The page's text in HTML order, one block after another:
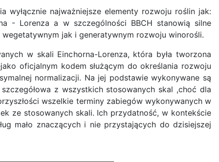
najważniejsze elementy rozwoju roślin jak:
- Lorenza a w szczególności BBCH stanowią silne
jak i generatywnym rozwoju winorośli.
w skali Einchorna-Lorenza, która była tworzona
oficjalnym kodem służącym do określania rozwoju
normalizacji. Na jej podstawie wykonywane są
z wszystkich stosowanych skal ,choć dla
wszelkie terminy zabiegów wykonywanych w
ze stosowanych skali. Ich przydatność, w kontekście
mało znaczących i nie przystających do dzisiejszej